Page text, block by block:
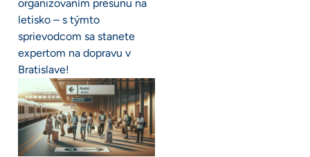
organizovaním presunu na
letisko – s týmto
sprievodcom sa stanete
expertom na dopravu v
Bratislave!